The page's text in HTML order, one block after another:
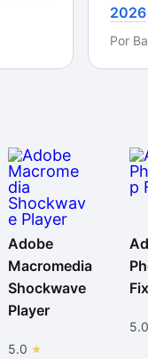
2026
Por
Adobe
Macromedia
Shockwave
Player
5.0
Fix
5.0